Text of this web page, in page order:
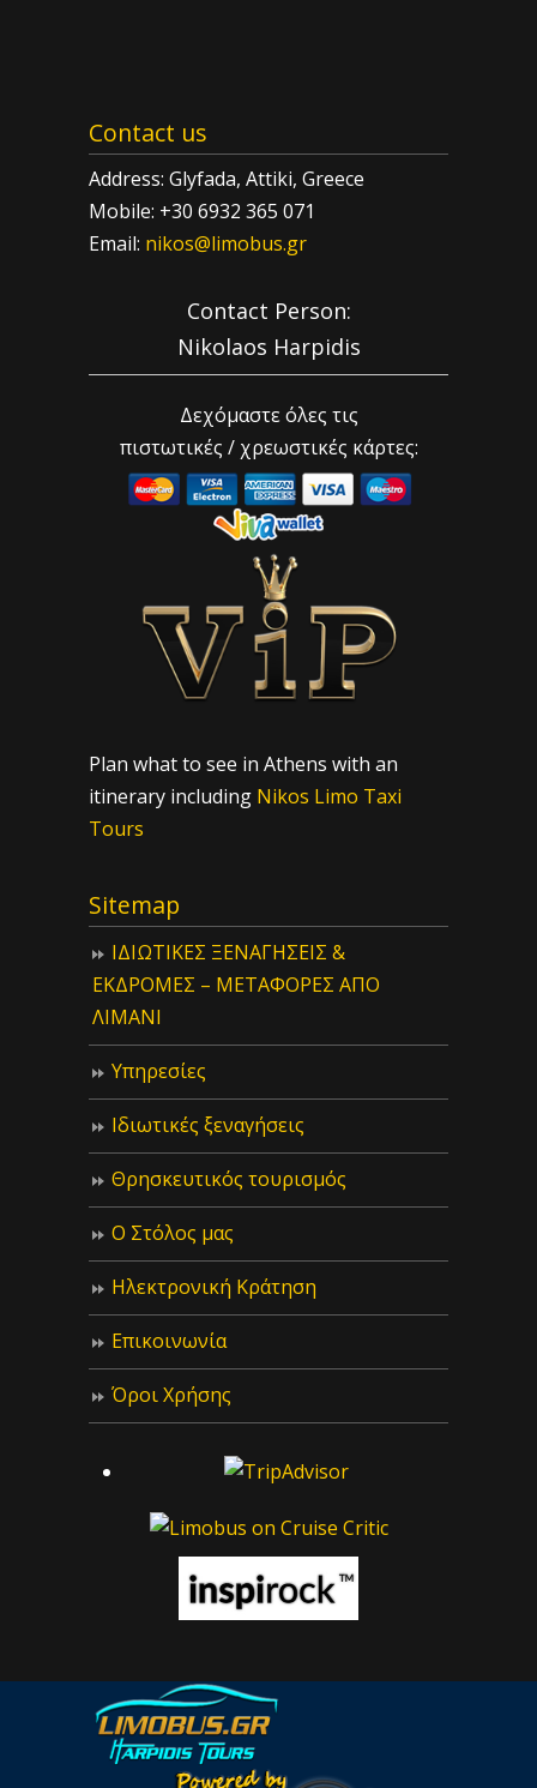
Contact us
Address: Glyfada, Attiki, Greece
Mobile: +30 6932 365 071
Email: nikos@limobus.gr
Contact Person:
Nikolaos Harpidis
Δεχόμαστε όλες τις
πιστωτικές / χρεωστικές κάρτες:
Plan what to see in Athens with an
itinerary including Nikos Limo Taxi
Tours
Sitemap
ΙΔIΩΤΙΚΕΣ ΞΕΝΑΓΗΣΕΙΣ &
ΕΚΔΡΟΜΕΣ – ΜΕΤΑΦΟΡΕΣ ΑΠΟ
ΛΙΜΑΝΙ
Υπηρεσίες
Ιδιωτικές ξεναγήσεις
Θρησκευτικός τουρισμός
Ο Στόλος μας
Ηλεκτρονική Κράτηση
Επικοινωνία
Όροι Χρήσης